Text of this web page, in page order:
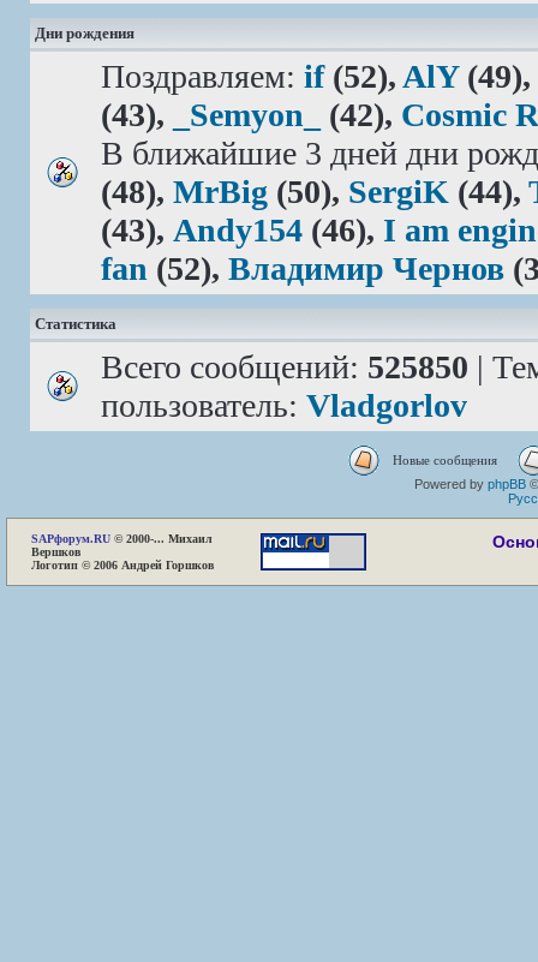
Дни рождения
Поздравляем: if(52), AlY(49),
(43),
_Semyon_ (42), Cosmic
В ближайшие 3 дней дни
(48), MrBig (50), SergiK (44),
(43), Andy154 (46), I am
fan (52), Владимир Чернов
Статистика
Всего сообщений: 525850 |
пользователь: Vladgorlov
Новые сообщения
Powered by phpBB
SAPфорум.RU © 2000-... Михаил
Вершков
Логотип © 2006 Андрей Горшков